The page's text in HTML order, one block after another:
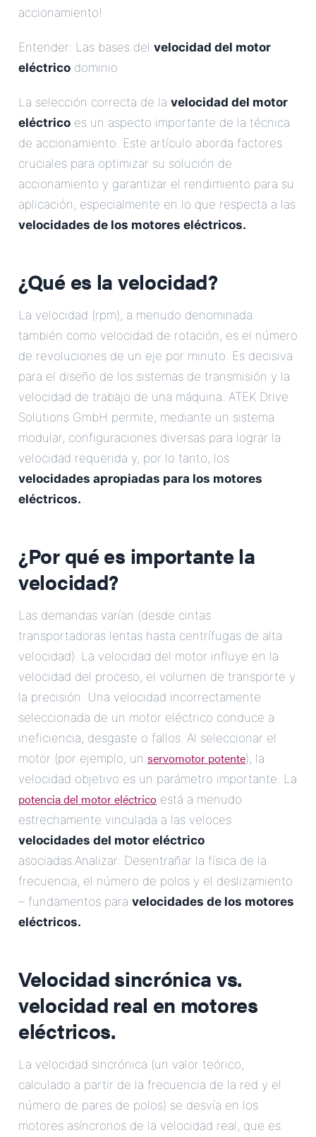
accionamiento!
Entender: Las bases del velocidad del motor
eléctrico dominio
La selección correcta de la velocidad del motor
eléctrico es un aspecto importante de la técnica
de accionamiento. Este artículo aborda factores
cruciales para optimizar su solución de
accionamiento y garantizar el rendimiento para su
aplicación, especialmente en lo que respecta a las
velocidades de los motores eléctricos..
¿Qué es la velocidad?
La velocidad (rpm), a menudo denominada
también como velocidad de rotación, es el número
de revoluciones de un eje por minuto. Es decisiva
para el diseño de los sistemas de transmisión y la
velocidad de trabajo de una máquina. ATEK Drive
Solutions GmbH permite, mediante un sistema
modular, configuraciones diversas para lograr la
velocidad requerida y, por lo tanto, los
velocidades apropiadas para los motores
eléctricos..
¿Por qué es importante la
velocidad?
Las demandas varían (desde cintas
transportadoras lentas hasta centrífugas de alta
velocidad). La velocidad del motor influye en la
velocidad del proceso, el volumen de transporte y
la precisión. Una velocidad incorrectamente
seleccionada de un motor eléctrico conduce a
ineficiencia, desgaste o fallos. Al seleccionar el
motor (por ejemplo, un servomotor potente), la
velocidad objetivo es un parámetro importante. La
potencia del motor eléctrico está a menudo
estrechamente vinculada a las veloces
velocidades del motor eléctrico
asociadas.Analizar: Desentrañar la física de la
frecuencia, el número de polos y el deslizamiento
– fundamentos para velocidades de los motores
eléctricos.
Velocidad sincrónica vs.
velocidad real en motores
eléctricos.
La velocidad sincrónica (un valor teórico,
calculado a partir de la frecuencia de la red y el
número de pares de polos) se desvía en los
motores asíncronos de la velocidad real, que es